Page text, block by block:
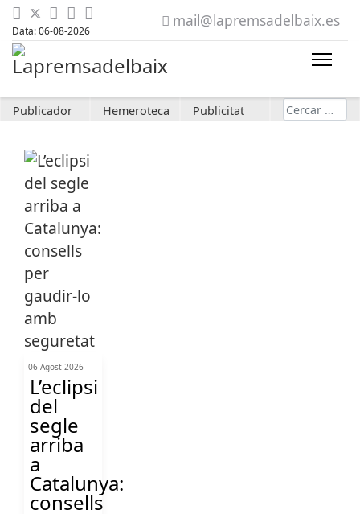
Data: 06-08-2026
mail@lapremsadelbaix.es
Publicador Hemeroteca Publicitat Cerca
06 Agost 2026
L’eclipsi
del
segle
arriba
a
Catalunya:
consells